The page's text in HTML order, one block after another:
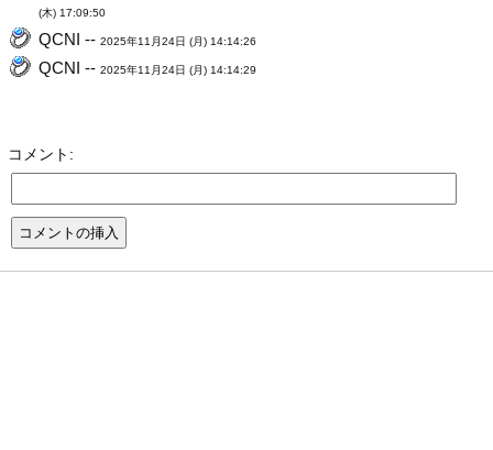
(木) 17:09:50
QCNI --2025年11月24日 (月) 14:14:26
QCNI --2025年11月24日 (月) 14:14:29
コメント: